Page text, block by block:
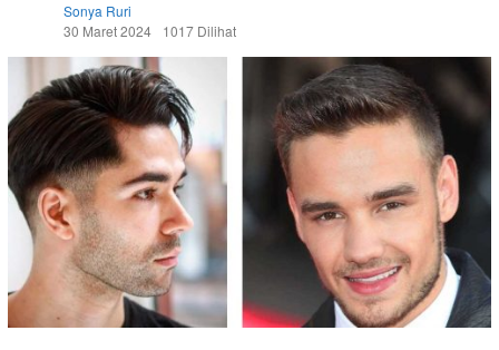
Sonya Ruri
30 Maret 2024
1017 Dilihat